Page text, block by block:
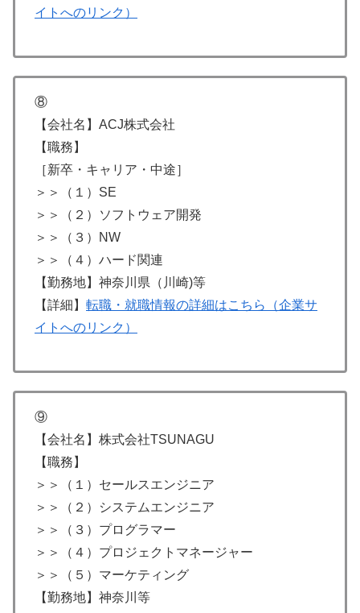
イトへのリンク）
⑧
【会社名】ACJ株式会社
【職務】
［新卒・キャリア・中途］
＞＞（１）SE
＞＞（２）ソフトウェア開発
＞＞（３）NW
＞＞（４）ハード関連
【勤務地】神奈川県（川崎)等
【詳細】 転職・就職情報の詳細はこちら（企業サ
イトへのリンク）
⑨
【会社名】株式会社TSUNAGU
【職務】
＞＞（１）セールスエンジニア
＞＞（２）システムエンジニア
＞＞（３）プログラマー
＞＞（４）プロジェクトマネージャー
＞＞（５）マーケティング
【勤務地】神奈川等